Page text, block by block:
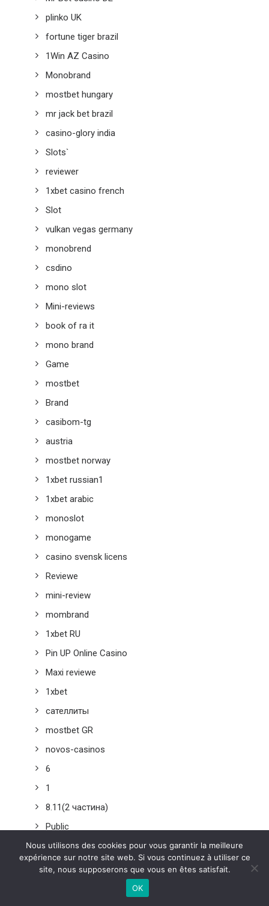
plinko UK
fortune tiger brazil
1Win AZ Casino
Monobrand
mostbet hungary
mr jack bet brazil
casino-glory india
Slots`
reviewer
1xbet casino french
Slot
vulkan vegas germany
monobrend
csdino
mono slot
Mini-reviews
book of ra it
mono brand
Game
mostbet
Brand
casibom-tg
austria
mostbet norway
1xbet russian1
1xbet arabic
monoslot
monogame
casino svensk licens
Reviewe
mini-review
mombrand
1xbet RU
Pin UP Online Casino
Maxi reviewe
1xbet
сателлиты
mostbet GR
novos-casinos
6
1
8.11(2 частина)
Public
Pablic
111
Nous utilisons des cookies pour vous garantir la meilleure
expérience sur notre site web. Si vous continuez à utiliser ce
site, nous supposerons que vous en êtes satisfait.
OK